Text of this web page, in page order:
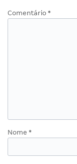
Comentário *
Nome *